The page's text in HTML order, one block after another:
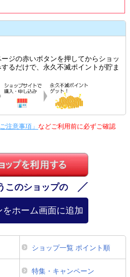
ジの赤いボタンを押してからショッ
るだけで、永久不滅ポイントが貯ま
注意事項」 などご利用前に必ずご確認
このショップの
をホーム画面に追加
ショップ一覧 ポイント順
特集・キャンペーン